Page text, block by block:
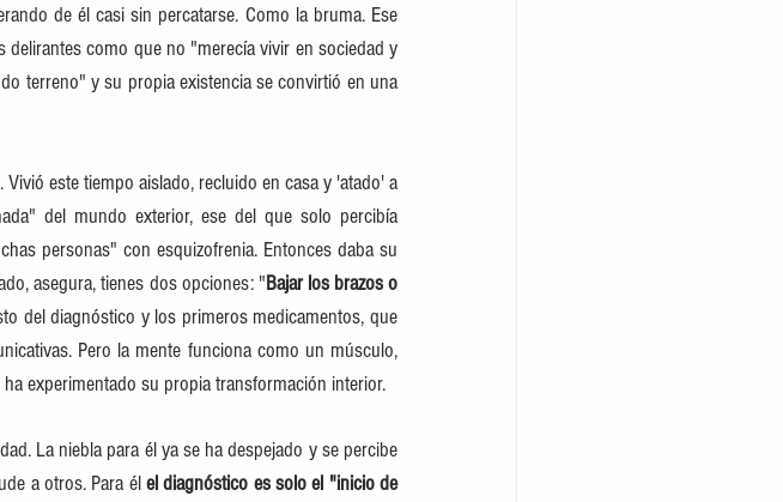
de él casi sin percatarse. Como la bruma. Ese
como que no "merecía vivir en sociedad y
terreno" y su propia existencia se convirtió en una
este tiempo aislado, recluido en casa y 'atado' a
del mundo exterior, ese del que solo percibía
personas" con esquizofrenia. Entonces daba su
asegura, tienes dos opciones: "Bajar los brazos o
del diagnóstico y los primeros medicamentos, que
Pero la mente funciona como un músculo,
experimentado su propia transformación interior.
La niebla para él ya se ha despejado y se percibe
a otros. Para él el diagnóstico es solo el "inicio de